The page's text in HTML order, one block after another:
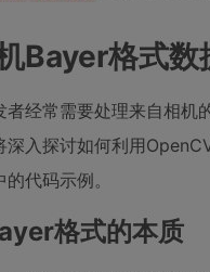
Bayer格式
者经常需要处理来自相机
深入探讨如何利用
代码示例。
格式的本质